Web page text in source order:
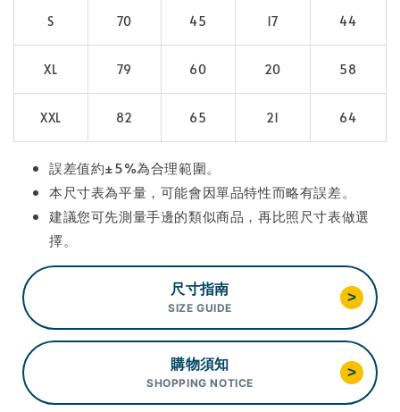
S 70 45 17 44
XL 79 60 20 58
XXL 82 65 21 64
誤差值約±5%為合理範圍。
本尺寸表為平量，可能會因單品特性而略有誤差。
建議您可先測量手邊的類似商品，再比照尺寸表做選
擇。
尺寸指南
SIZE GUIDE
>
購物須知
SHOPPING NOTICE
>